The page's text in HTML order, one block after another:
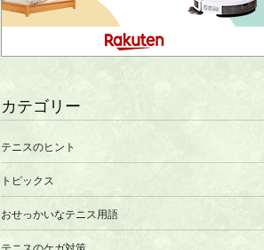
カテゴリー
テニスのヒント
トピックス
おせっかいなテニス用語